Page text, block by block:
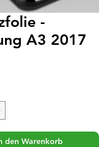
-
A3 2017
den Warenkorb